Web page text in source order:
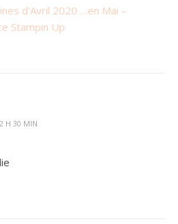
d’Avril 2020 …en Mai –
Stampin Up
H 30 MIN